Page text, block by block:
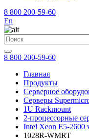
8 800 200-59-60
En
8 800 200-59-60
Главная
Продукты
Серверное
Серверы
1U Rackmount
2-процессорные
Intel Xeon E5-2600
1028R-WMRT